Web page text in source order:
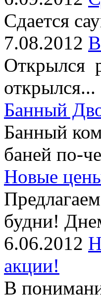
Сдается
7.08.2012
Открылся
открылся...
Банный
Банный
баней по-
Новые
будни!
6.06.2012
акции!
В